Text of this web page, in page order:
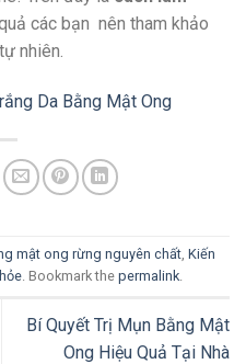
các bạn nên tham khảo
nhiên.
Da Bằng Mật Ong
mật ong rừng nguyên chất, Kiến
. Bookmark the permalink.
Bí Quyết Trị Mụn Bằng Mật
Ong Hiệu Quả Tại Nhà